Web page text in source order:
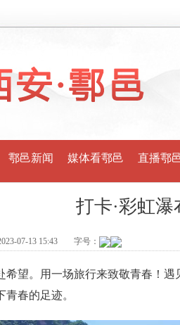
鄠邑新闻 媒体看鄠邑 直播鄠
打卡·彩虹瀑
07-13 15:43 字号：
。用一场旅行来致敬青春！遇
春的足迹。